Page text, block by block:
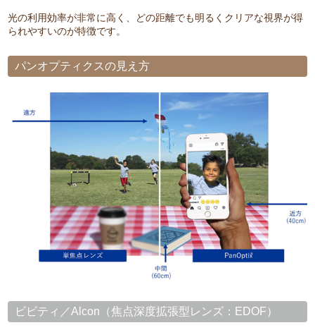
光の利用効率が非常に高く、どの距離でも明るくクリアな視界が得
られやすいのが特徴です。
パンオプティクスの見え方
ビビティ／Alcon（焦点深度拡張型レンズ：EDOF）